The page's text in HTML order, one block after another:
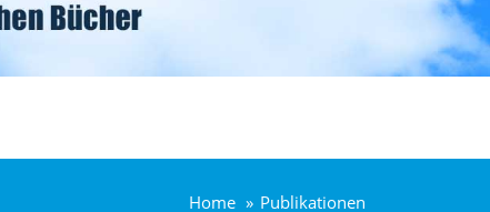
Home Publikationen